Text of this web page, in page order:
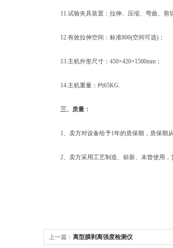
11.试验夹具装置：拉伸、压缩、弯曲、剪
12.有效拉伸空间：标准800(空间可选)；
13.主机外形尺寸：450×420×1500mm；
14.主机重量：约65KG.
三、质量 ：
1、卖方对设备给予1年的质保期，质保期从
2、卖方采用工艺制造、崭新、未曾使用，
上一篇： 离型膜剥离强度检测仪